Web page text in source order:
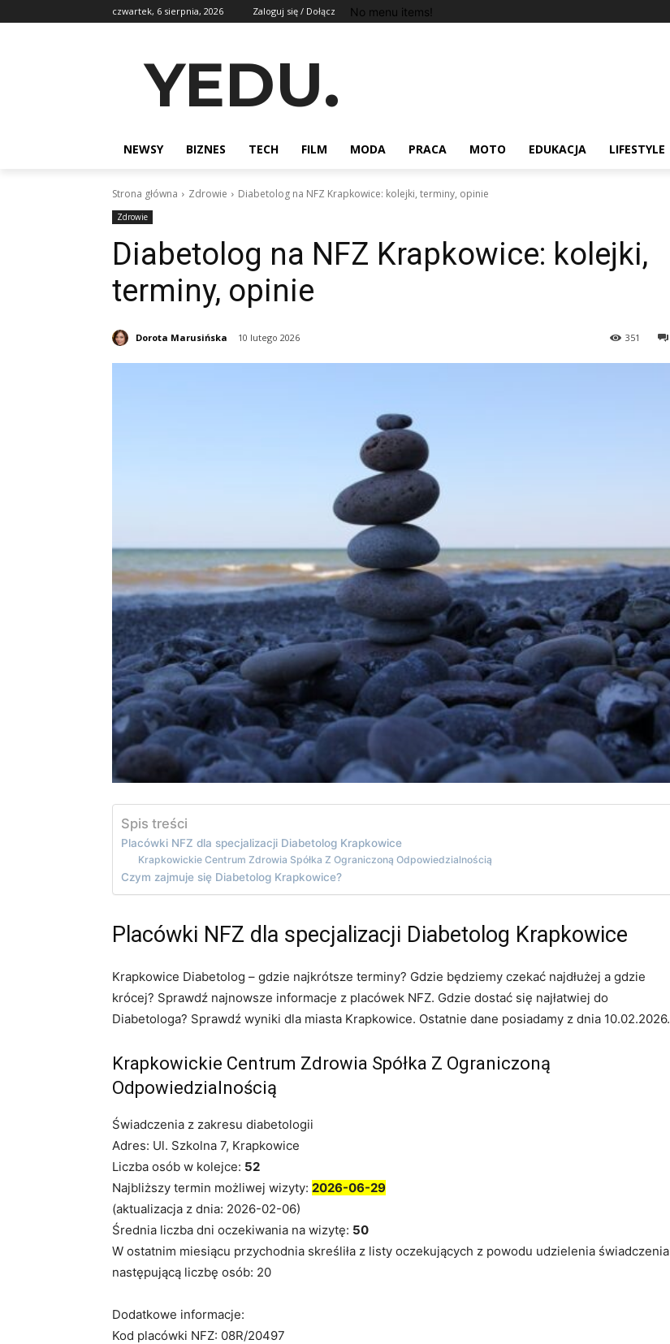
czwartek, 6 sierpnia, 2026 Zaloguj się / Dołącz No menu items!
YEDU.
NEWSY BIZNES TECH FILM MODA PRACA MOTO EDUKACJA LIFESTYLE
Strona główna Zdrowie Diabetolog na NFZ Krapkowice: kolejki, terminy, opinie
Zdrowie
Diabetolog na NFZ Krapkowice: kolejki,
terminy, opinie
Dorota Marusińska 10 lutego 2026 351
Spis treści
Placówki NFZ dla specjalizacji Diabetolog Krapkowice
Krapkowickie Centrum Zdrowia Spółka Z Ograniczoną Odpowiedzialnością
Czym zajmuje się Diabetolog Krapkowice?
Placówki NFZ dla specjalizacji Diabetolog Krapkowice
Krapkowice Diabetolog – gdzie najkrótsze terminy? Gdzie będziemy czekać najdłużej a gdzie
krócej? Sprawdź najnowsze informacje z placówek NFZ. Gdzie dostać się najłatwiej do
Diabetologa? Sprawdź wyniki dla miasta Krapkowice. Ostatnie dane posiadamy z dnia 10.02.2026.
Krapkowickie Centrum Zdrowia Spółka Z Ograniczoną
Odpowiedzialnością
Świadczenia z zakresu diabetologii
Adres: Ul. Szkolna 7, Krapkowice
Liczba osób w kolejce: 52
Najbliższy termin możliwej wizyty: 2026-06-29
(aktualizacja z dnia: 2026-02-06)
Średnia liczba dni oczekiwania na wizytę: 50
W ostatnim miesiącu przychodnia skreśliła z listy oczekujących z powodu udzielenia świadczenia
następującą liczbę osób: 20
Dodatkowe informacje:
Kod placówki NFZ: 08R/20497